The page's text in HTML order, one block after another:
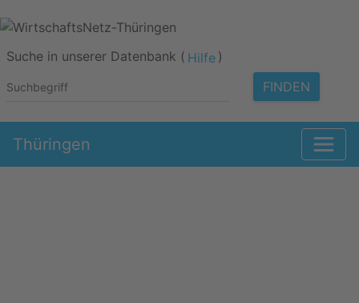
Suche in unserer Datenbank ( Hilfe )
FINDEN
Thüringen